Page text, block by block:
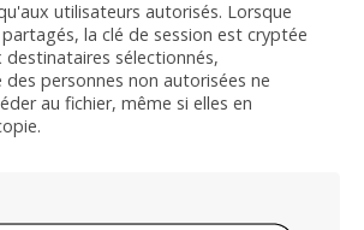
utilisateurs autorisés. Lorsque
la clé de session est cryptée
sélectionnés,
personnes non autorisées ne
au fichier, même si elles en